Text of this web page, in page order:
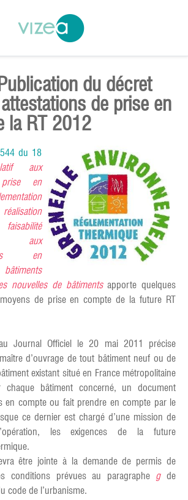
du décret
de prise en
la RT 2012
du 18
aux
en
aux
en
nouvelles de bâtimentsapporte quelques
de prise en compte de la future RT
Journal Officiel le 20 mai 2011 précise
d’ouvrage de tout bâtiment neuf ou de
existant situé en France métropolitaine
chaque bâtiment concerné, un document
en compte ou fait prendre en compte par le
ce dernier est chargé d’une mission de
les exigences de la future
être jointe à la demande de permis de
conditions prévues au paragraphe gde
code de l’urbanisme.